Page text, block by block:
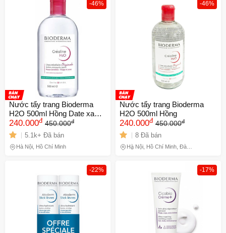
-46%
Nước tẩy trang Bioderma
H2O 500ml Hồng Date xa
NK
240.000đ 450.000đ
5.1k+ Đã bán
Hà Nội, Hồ Chí Minh
-46%
Nước tẩy trang Bioderma
H2O 500ml Hồng
240.000đ 450.000đ
8 Đã bán
Hà Nội, Hồ Chí Minh, Đà
-22% -17%